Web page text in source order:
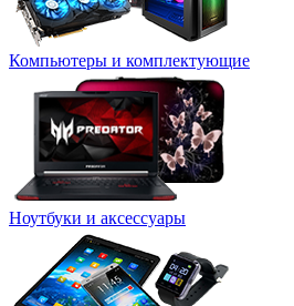
Компьютеры и комплектующие
Ноутбуки и аксессуары